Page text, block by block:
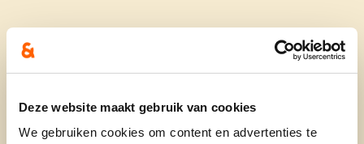
Deze website maakt gebruik van cookies
We gebruiken cookies om content en advertenties te
Ontdek
waarom cd&v